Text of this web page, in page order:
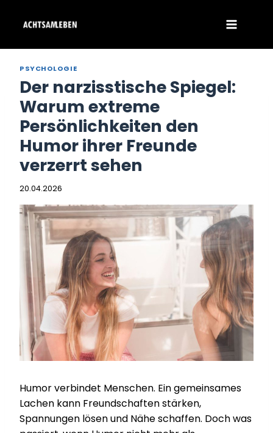
Inhalt
PSYCHOLOGIE
Der narzisstische Spiegel:
Warum extreme
Persönlichkeiten den
Humor ihrer Freunde
verzerrt sehen
20.04.2026
Humor verbindet Menschen. Ein gemeinsames
Lachen kann Freundschaften stärken,
Spannungen lösen und Nähe schaffen. Doch was